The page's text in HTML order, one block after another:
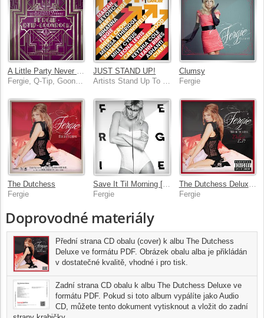
JUST STAND UP!
Clumsy
Fergie
The Dutchess
Fergie
Save It Til Morning [Edit]
Fergie
The Dutchess Deluxe EP
Fergie
Doprovodné materiály
Přední strana CD obalu (cover) k albu The Dutchess
Deluxe ve formátu PDF. Obrázek obalu alba je přikládán
v dostatečné kvalitě, vhodné i pro tisk.
Zadní strana CD obalu k albu The Dutchess Deluxe ve
formátu PDF. Pokud si toto album vypálíte jako Audio
CD, můžete tento dokument vytisknout a vložit do zadní